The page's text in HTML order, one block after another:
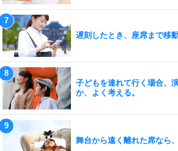
遅刻したとき、座席まで移
子どもを連れて行く場合、
か、よく考える。
舞台から遠く離れた席なら